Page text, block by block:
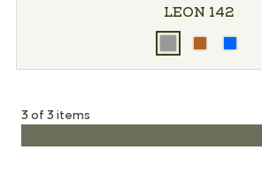
LEON 142
3 of 3 items